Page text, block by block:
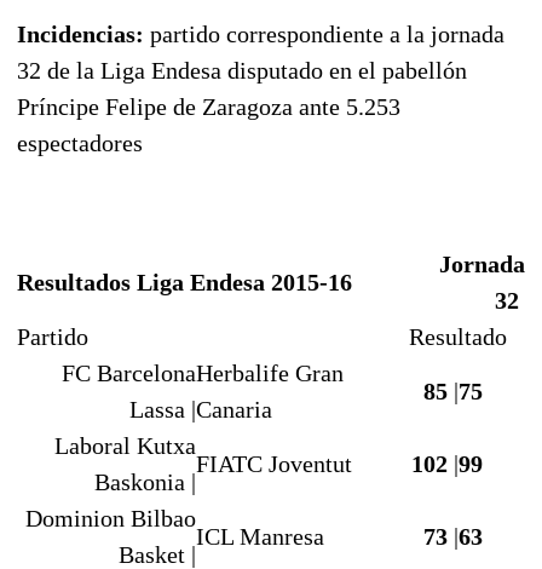
Incidencias: partido correspondiente a la jornada
32 de la Liga Endesa disputado en el pabellón
Príncipe Felipe de Zaragoza ante 5.253
espectadores
Resultados Liga Endesa 2015-16
Jornada
32
Partido
Resultado
FC Barcelona
Lassa |
Herbalife Gran
Canaria
85 |75
Laboral Kutxa
Baskonia |
FIATC Joventut 102 |99
Dominion Bilbao
Basket |
ICL Manresa 73 |63